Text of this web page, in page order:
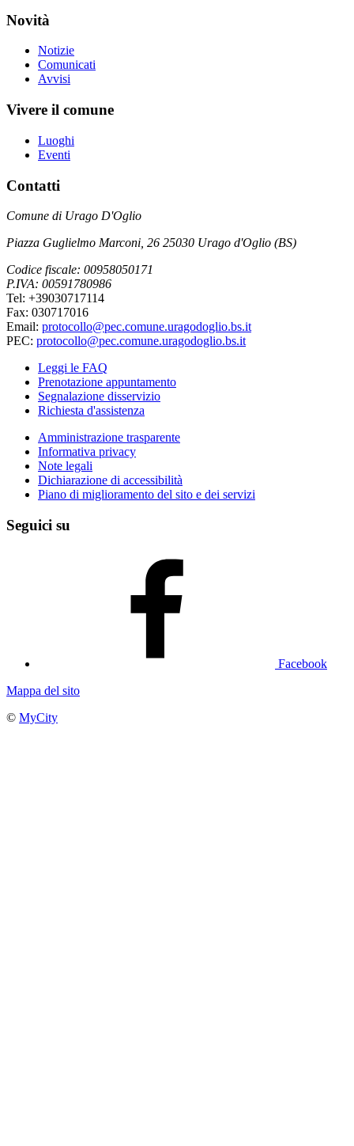
Novità
Notizie
Comunicati
Avvisi
Vivere il comune
Luoghi
Eventi
Contatti
Comune di Urago D'Oglio
Piazza Guglielmo Marconi, 26 25030 Urago d'Oglio (BS)
Codice fiscale: 00958050171
P.IVA: 00591780986
Tel: +39030717114
Fax: 030717016
Email: protocollo@pec.comune.uragodoglio.bs.it
PEC: protocollo@pec.comune.uragodoglio.bs.it
Leggi le FAQ
Prenotazione appuntamento
Segnalazione disservizio
Richiesta d'assistenza
Amministrazione trasparente
Informativa privacy
Note legali
Dichiarazione di accessibilità
Piano di miglioramento del sito e dei servizi
Seguici su
Facebook
Mappa del sito
© MyCity